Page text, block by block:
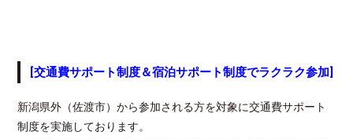
[交通費サポート制度＆宿泊サポート制度でラクラク参加]
新潟県外（佐渡市）から参加される方を対象に交通費サポート
制度を実施しております。